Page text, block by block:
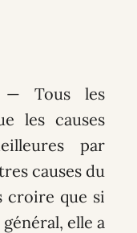
— Tous les
les causes
par
causes du
croire que si
elle a